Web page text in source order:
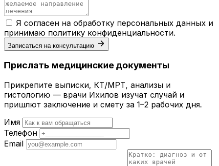
Я согласен на обработку персональных данных и
принимаю политику конфиденциальности.
Записаться на консультацию
Прислать медицинские документы
Прикрепите выписки, КТ/МРТ, анализы и
гистологию — врачи Ихилов изучат случай и
пришлют заключение и смету за 1–2 рабочих дня.
Имя
Телефон
Email